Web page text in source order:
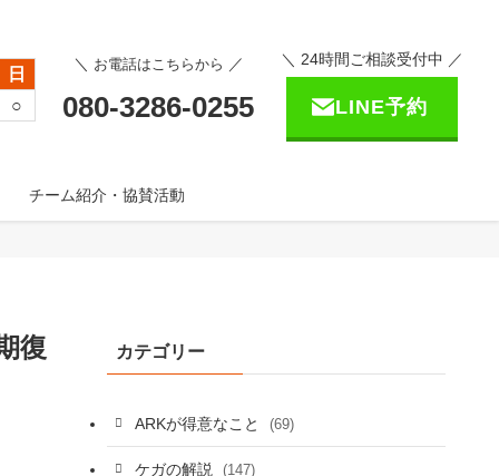
チーム紹介・協賛活動
日
○
＼ お電話はこちらから ／
080-3286-0255
＼ 24時間ご相談受付中 ／
LINE予約
復 カテゴリー
ARKが得意なこと (69)
ケガの解説 (147)